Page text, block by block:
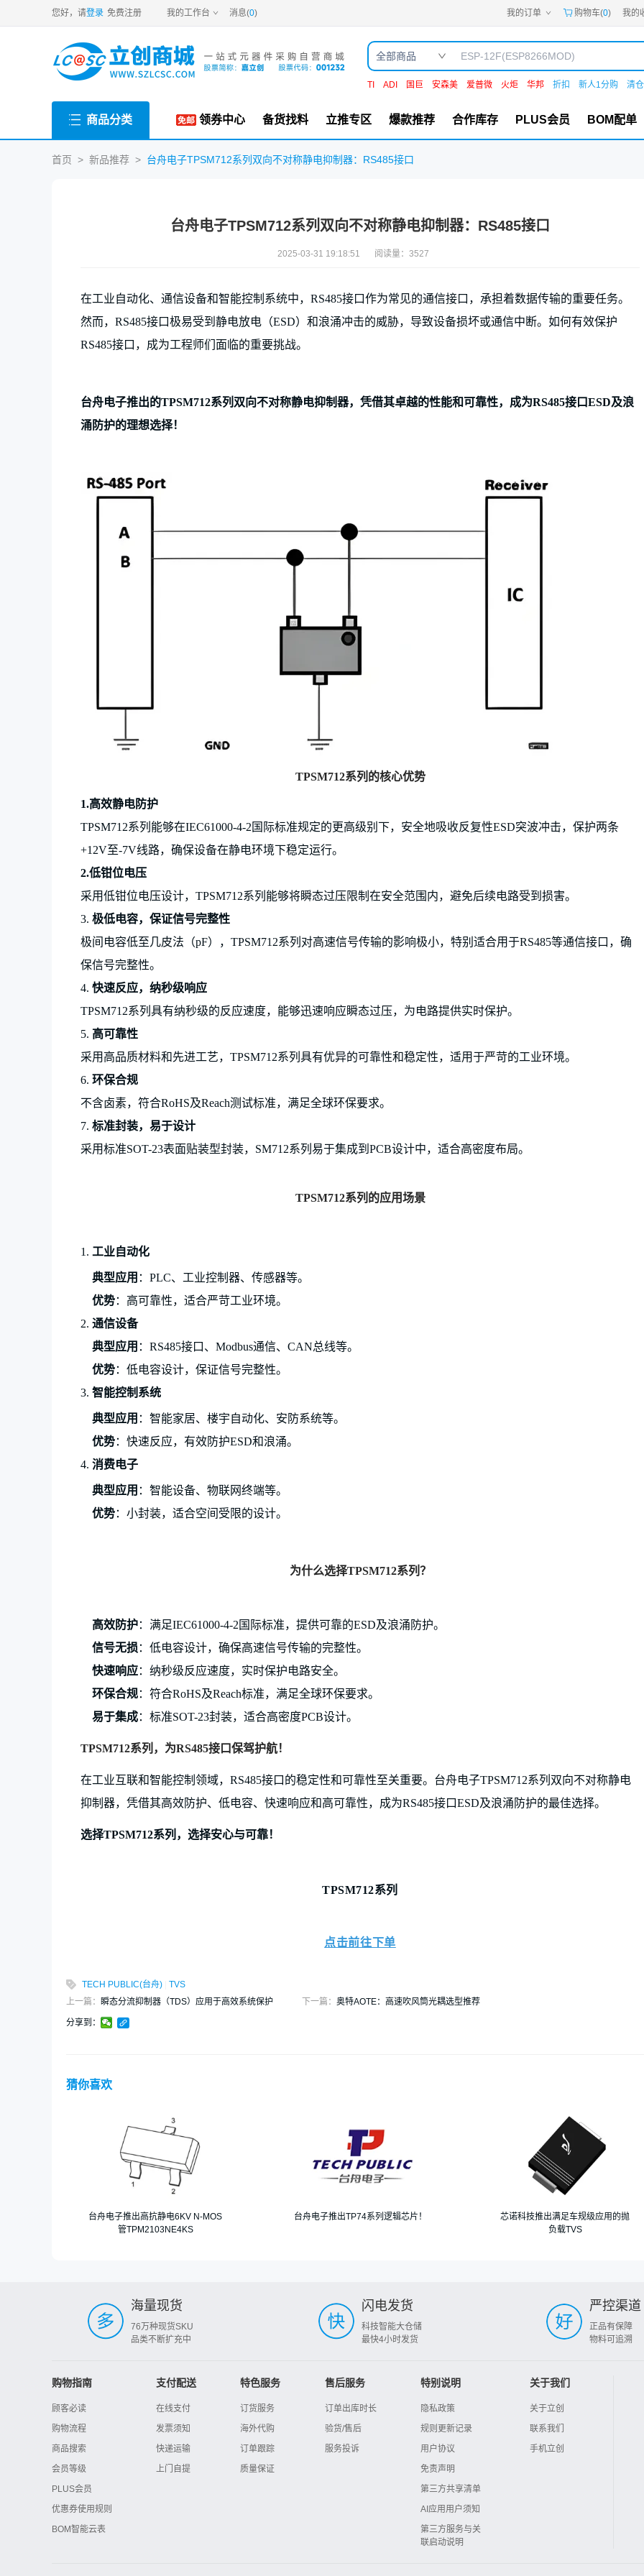
您好，请登录 免费注册 我的工作台 消息(0) 我的订单 购物车(0) 我的
嘉立创PCB
嘉立创SMT
嘉立创FA
嘉立创EDA
嘉立创社区
全部商品
TI ADI 国巨 安森美 爱普微 火炬 华邦 折扣 新人1分购 清仓
商品分类 领券中心 备货找料 立推专区 爆款推荐 合作库存 PLUS会员 BOM配单
首页 > 新品推荐 > 台舟电子TPSM712系列双向不对称静电抑制器：RS485接口
台舟电子TPSM712系列双向不对称静电抑制器：RS485接口
2025-03-31 19:18:51 阅读量： 3527
在工业自动化、通信设备和智能控制系统中， RS485接口作为常见的通信接口，承担着数据传输的重要任务。
然而，RS485接口极易受到静电放电（ESD）和浪涌冲击的威胁，导致设备损坏或通信中断。如何有效保护
RS485接口，成为工程师们面临的重要挑战。
台舟电子推出的TPSM712系列双向不对称静电抑制器，凭借其卓越的性能和可靠性，成为RS485接口ESD及浪
涌防护的理想选择！
TPSM712系列的核心优势
1.高效静电防护
TPSM712系列能够在IEC61000-4-2国际标准规定的更高级别下，安全地吸收反复性ESD突波冲击，保护两条
+12V至-7V线路，确保设备在静电环境下稳定运行。
2.低钳位电压
采用低钳位电压设计， TPSM712系列能够将瞬态过压限制在安全范围内，避免后续电路受到损害。
3. 极低电容，保证信号完整性
极间电容低至几皮法（pF）， TPSM712系列对高速信号传输的影响极小，特别适合用于RS485等通信接口，确
保信号完整性。
4. 快速反应，纳秒级响应
TPSM712系列具有纳秒级的反应速度，能够迅速响应瞬态过压，为电路提供实时保护。
5. 高可靠性
采用高品质材料和先进工艺， TPSM712系列具有优异的可靠性和稳定性，适用于严苛的工业环境。
6. 环保合规
不含卤素，符合RoHS及Reach测试标准，满足全球环保要求。
7. 标准封装，易于设计
采用标准SOT-23表面贴装型封装，SM712系列易于集成到PCB设计中，适合高密度布局。
TPSM712系列的应用场景
1. 工业自动化
典型应用 ： PLC、工业控制器、传感器等。
优势：高可靠性，适合严苛工业环境。
2. 通信设备
典型应用 ： RS485接口、Modbus通信、CAN总线等。
优势：低电容设计，保证信号完整性。
3. 智能控制系统
典型应用 ：智能家居、楼宇自动化、安防系统等。
优势：快速反应，有效防护ESD和浪涌。
4. 消费电子
典型应用 ：智能设备、物联网终端等。
优势：小封装，适合空间受限的设计。
为什么选择TPSM712系列？
高效防护：满足IEC61000-4-2国际标准，提供可靠的ESD及浪涌防护。
信号无损 ：低电容设计，确保高速信号传输的完整性。
快速响应：纳秒级反应速度，实时保护电路安全。
环保合规：符合RoHS及Reach标准，满足全球环保要求。
易于集成：标准SOT-23封装，适合高密度PCB设计。
TPSM712系列，为RS485接口保驾护航！
在工业互联和智能控制领域， RS485接口的稳定性和可靠性至关重要。台舟电子TPSM712系列双向不对称静电
抑制器，凭借其高效防护、低电容、快速响应和高可靠性，成为RS485接口ESD及浪涌防护的最佳选择。
选择TPSM712系列，选择安心与可靠！
TPSM712系列
点击前往下单
TECH PUBLIC(台舟)
TVS
上一篇： 瞬态分流抑制器（TDS）应用于高效系统保护 下一篇： 奥特AOTE：高速吹风筒光耦选型推荐
分享到：
猜你喜欢
台舟电子推出高抗静电6KV N-MOS
管TPM2103NE4KS
台舟电子推出TP74系列逻辑芯片！
芯诺科技推出满足车规级应用的抛
负载TVS
海量现货
76万种现货SKU
品类不断扩充中
闪电发货
科技智能大仓储
最快4小时发货
严控渠道
正品有保障
物料可追溯
购物指南
顾客必读
购物流程
商品搜索
会员等级
PLUS会员
优惠券使用规则
BOM智能云表
支付配送
在线支付
发票须知
快递运输
上门自提
特色服务
订货服务
海外代购
订单跟踪
质量保证
售后服务
订单出库时长
验货/售后
服务投诉
特别说明
隐私政策
规则更新记录
用户协议
免责声明
第三方共享清单
AI应用用户须知
第三方服务与关
联启动说明
关于我们
关于立创
联系我们
手机立创